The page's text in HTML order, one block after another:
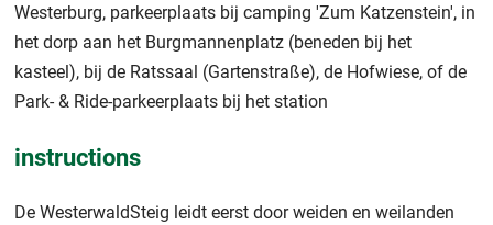
Westerburg, parkeerplaats bij camping 'Zum Katzenstein', in
het dorp aan het Burgmannenplatz (beneden bij het
kasteel), bij de Ratssaal (Gartenstraße), de Hofwiese, of de
Park- & Ride-parkeerplaats bij het station
instructions
De WesterwaldSteig leidt eerst door weiden en weilanden